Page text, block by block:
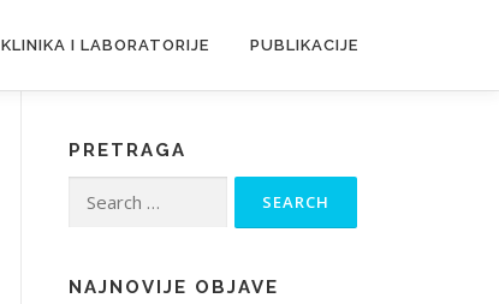
KLINIKA I LABORATORIJE PUBLIKACIJE
PRETRAGA
for:
NAJNOVIJE OBJAVE